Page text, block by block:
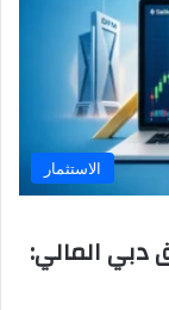
الاستثمار
المالي: